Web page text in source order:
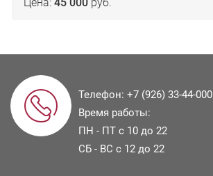
Телефон: +7 (926) 33-44-000
Время работы:
ПН - ПТ с 10 до 22
СБ - ВС с 12 до 22